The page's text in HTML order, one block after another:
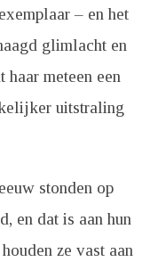
– en het
glimlacht en
meteen een
uitstraling
stonden op
en dat is aan hun
ze vast aan